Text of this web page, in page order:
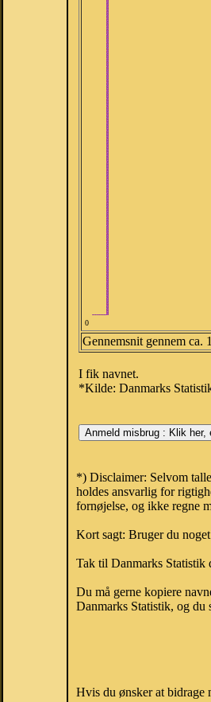
0
Gennemsnit gennem ca.
I fik navnet.
*Kilde: Danmarks
*) Disclaimer: Selvom
holdes ansvarlig for
fornøjelse, og ikke regne
Kort sagt: Bruger du
Tak til Danmarks Statistik
Du må gerne kopiere
Danmarks Statistik, og du
Hvis du ønsker at bidrage